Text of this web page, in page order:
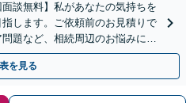
談無料】私があなたの気持ちを
します。ご依頼前のお見積りで
題など、相続周辺のお悩みにも
を見る